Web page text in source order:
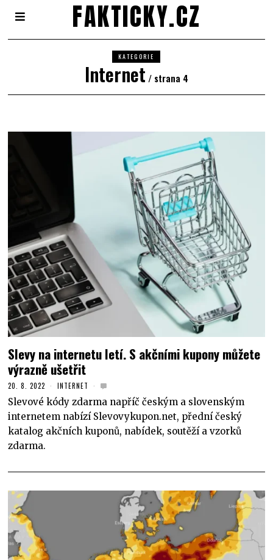
FAKTICKY.CZ
KATEGORIE
Internet / strana 4
Slevy na internetu letí. S akčními kupony můžete
výrazně ušetřit
20. 8. 2022 INTERNET
Slevové kódy zdarma napříč českým a slovenským
internetem nabízí Slevovykupon.net, přední český
katalog akčních kuponů, nabídek, soutěží a vzorků
zdarma.